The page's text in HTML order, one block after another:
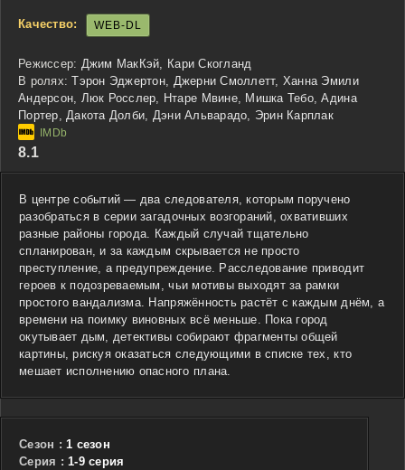
Качество: WEB-DL
Режиссер: Джим МакКэй, Кари Скогланд
В ролях: Тэрон Эджертон, Джерни Смоллетт, Ханна Эмили
Андерсон, Люк Росслер, Нтаре Мвине, Мишка Тебо, Адина
Портер, Дакота Долби, Дэни Альварадо, Эрин Карплак
8.1
В центре событий — два следователя, которым поручено
разобраться в серии загадочных возгораний, охвативших
разные районы города. Каждый случай тщательно
спланирован, и за каждым скрывается не просто
преступление, а предупреждение. Расследование приводит
героев к подозреваемым, чьи мотивы выходят за рамки
простого вандализма. Напряжённость растёт с каждым днём, а
времени на поимку виновных всё меньше. Пока город
окутывает дым, детективы собирают фрагменты общей
картины, рискуя оказаться следующими в списке тех, кто
мешает исполнению опасного плана.
Сезон : 1 сезон
Cерия : 1-9 серия